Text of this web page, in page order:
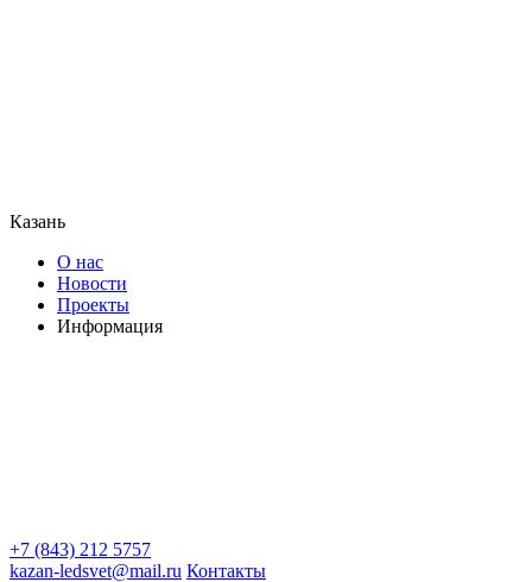
Казань
О нас
Новости
Проекты
Информация
+7 (843) 212 5757
kazan-ledsvet@mail.ru Контакты